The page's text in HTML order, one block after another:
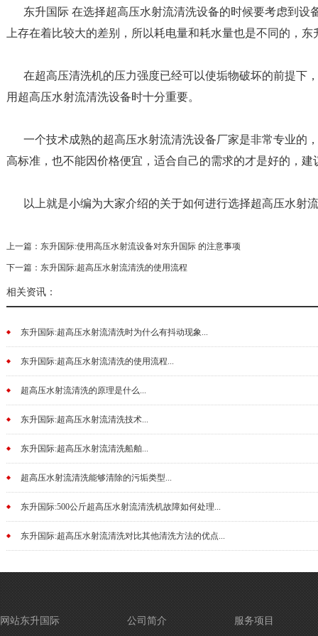
东升国际 在选择超高压水射流清洗设备的时候要考虑到
上存在着比较大的差别，所以耗电量和耗水量也是不同的，
在超高压清洗机的压力强度已经可以使垢物破坏的前提下
用超高压水射流清洗设备时十分重要。
一个技术成熟的超高压水射流清洗设备厂家是非常专业的
高标准，也不能因价格便宜，适合自己的需求的才是好的，
以上就是小编为大家介绍的关于如何进行选择超高压水射
上一篇： 东升国际:使用高压水射流设备对东升国际 的注意事项
下一篇： 东升国际:超高压水射流清洗的使用流程
相关资讯：
东升国际:超高压水射流清洗时为什么有抖动现象...
东升国际:超高压水射流清洗的使用流程...
超高压水射流清洗的原理是什么...
东升国际:超高压水射流清洗技术...
东升国际:超高压水射流清洗船舶...
超高压水射流清洗能够清除的污垢类型...
东升国际:500公斤超高压水射流清洗机故障如何处理...
东升国际:超高压水射流清洗对比其他清洗方法的优点...
网站东升国际 公司简介 服务项目